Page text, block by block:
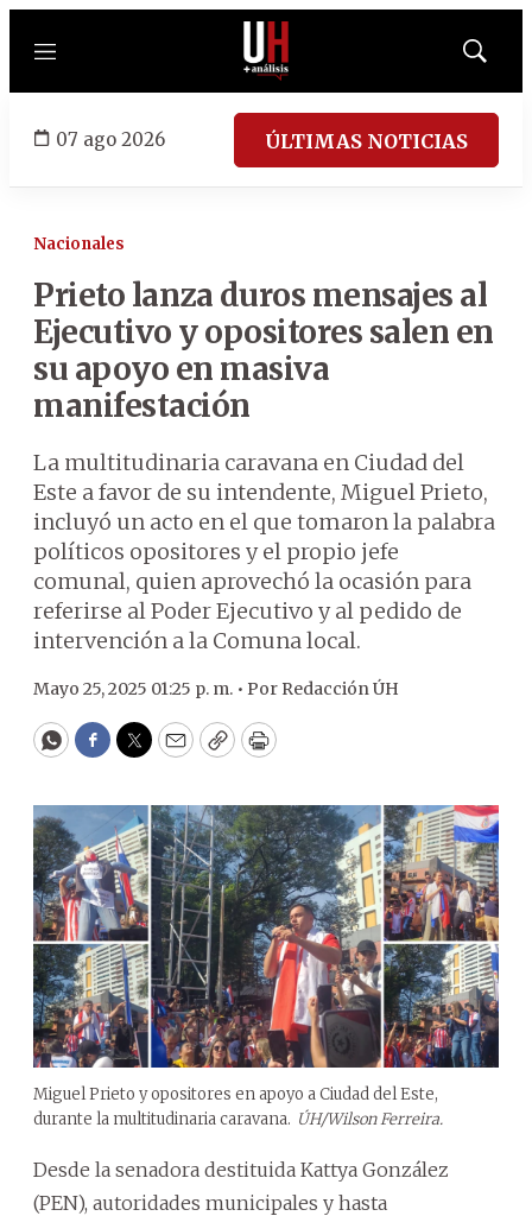
Menú
Mostrar
07 ago 2026 ÚLTIMAS NOTICIAS
Nacionales
Prieto lanza duros mensajes al
Ejecutivo y opositores salen en
su apoyo en masiva
manifestación
La multitudinaria caravana en Ciudad del
Este a favor de su intendente, Miguel Prieto,
incluyó un acto en el que tomaron la palabra
políticos opositores y el propio jefe
comunal, quien aprovechó la ocasión para
referirse al Poder Ejecutivo y al pedido de
intervención a la Comuna local.
Mayo 25, 2025 01:25 p. m. • Por Redacción ÚH
WhatsApp
Facebook
Twitter
EmailCopyPrint
Miguel Prieto y opositores en apoyo a Ciudad del Este,
durante la multitudinaria caravana. ÚH/Wilson Ferreira.
Desde la senadora destituida Kattya González
(PEN), autoridades municipales y hasta